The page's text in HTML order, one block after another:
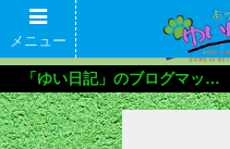
「ゆい日記」のブログマップ🌝
メニュー